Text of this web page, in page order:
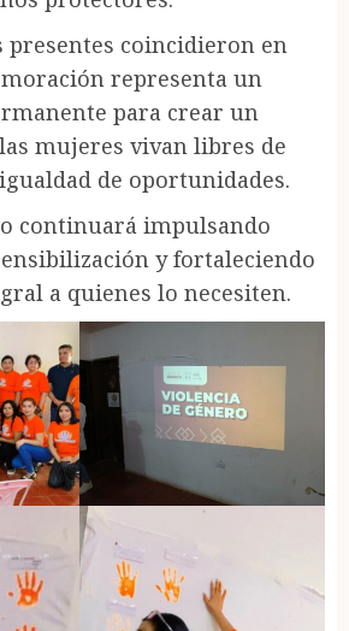
presentes coincidieron en
representa un
para crear un
mujeres vivan libres de
de oportunidades.
continuará impulsando
y fortaleciendo
a quienes lo necesiten.